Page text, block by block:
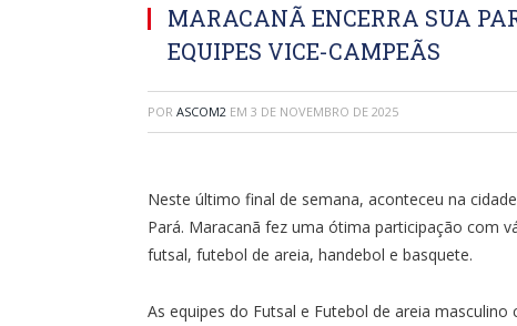
MARACANÃ ENCERRA SUA
EQUIPES VICE-CAMPEÃS
POR ASCOM2 EM 3 DE NOVEMBRO DE 2025
Neste último final de semana, aconteceu na
Pará. Maracanã fez uma ótima participação com
futsal, futebol de areia, handebol e basquete.
As equipes do Futsal e Futebol de areia